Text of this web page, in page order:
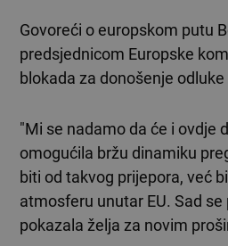
Govoreći o europskom putu
predsjednicom Europske
blokada za donošenje
"Mi se nadamo da će i ovdje
omogućila bržu dinamiku
biti od takvog prijepora, već
atmosferu unutar EU. Sad
pokazala želja za novim